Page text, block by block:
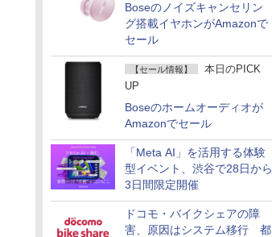
Boseのノイズキャンセリン
グ搭載イヤホンがAmazonで
セール
【セール情報】
本日のPICK
UP
Boseのホームオーディオが
Amazonでセール
「Meta AI」を活用する体験
型イベント、渋谷で28日から
3日間限定開催
ドコモ・バイクシェアの障
害、原因はシステム移行 都